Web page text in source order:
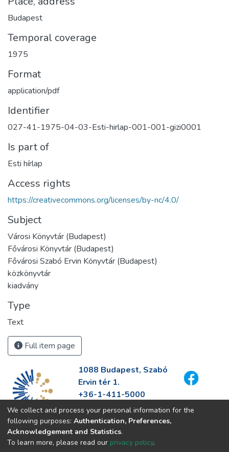
Budapest
Temporal coverage
1975
Format
application/pdf
Identifier
027-41-1975-04-03-Esti-hirlap-001-001-gizi0001
Is part of
Esti hírlap
Access rights
https://creativecommons.org/licenses/by-nc/4.0/
Subject
Városi Könyvtár (Budapest)
Fővárosi Könyvtár (Budapest)
Fővárosi Szabó Ervin Könyvtár (Budapest)
közkönyvtár
kiadvány
Type
Text
Full item page
1088 Budapest, Szabó
Ervin tér 1.
+36-1-411-5000
info@fszek.hu
https://fszek.hu
We collect and process your personal information for the
following purposes: Authentication, Preferences,
Acknowledgement and Statistics.
To learn more, please read our privacy policy.